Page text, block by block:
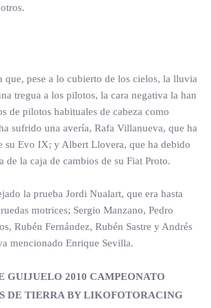
que, pese a lo cubierto de los cielos, la lluvia
tregua a los pilotos, la cara negativa la han
de pilotos habituales de cabeza como
sufrido una avería, Rafa Villanueva, que ha
su Evo IX; y Albert Llovera, que ha debido
de la caja de cambios de su Fiat Proto.
la prueba Jordi Nualart, que era hasta
motrices; Sergio Manzano, Pedro
Rubén Fernández, Rubén Sastre y Andrés
mencionado Enrique Sevilla.
GUIJUELO 2010 CAMPEONATO
DE TIERRA BY LIKOFOTORACING